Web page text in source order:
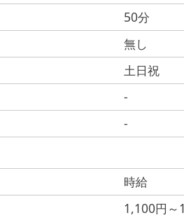
50分
無し
土日祝
-
-
時給
1,100円～